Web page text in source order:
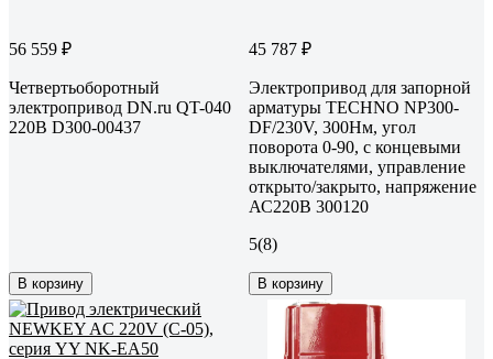
56 559 ₽
Четвертьоборотный
электропривод DN.ru QT-040
220В D300-00437
В корзину
45 787 ₽
Электропривод для запорной
арматуры TECHNO NP300-
DF/230V, 300Нм, угол
поворота 0-90, с концевыми
выключателями, управление
открыто/закрыто, напряжение
АС220B 300120
5(8)
В корзину